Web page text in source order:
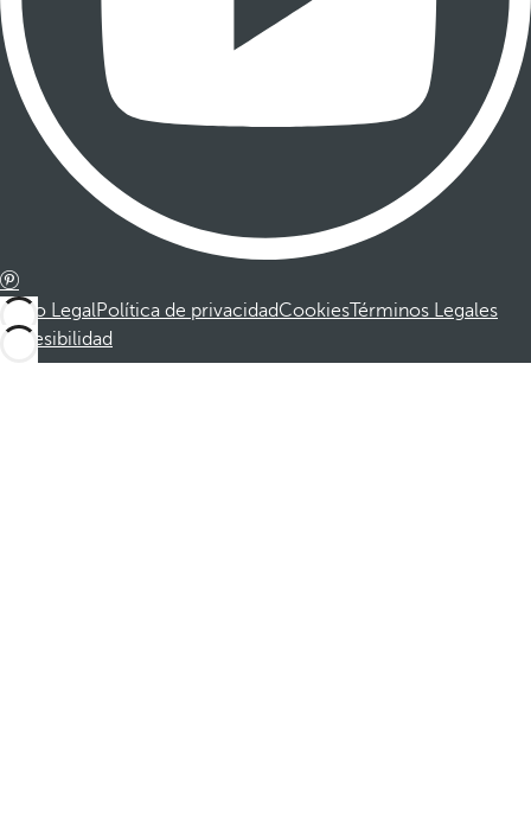
Aviso LegalPolítica de privacidadCookiesTérminos Legales
Accesibilidad